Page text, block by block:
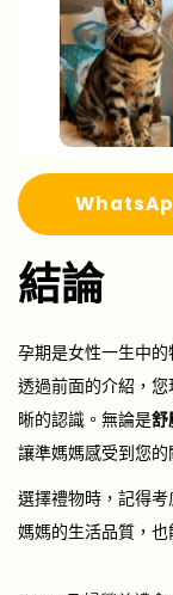
WhatsA
結論
孕期是女性一生中
透過前面的介紹，
晰的認識。無論是舒
讓準媽媽感受到您的
選擇禮物時，記得考
媽媽的生活品質，